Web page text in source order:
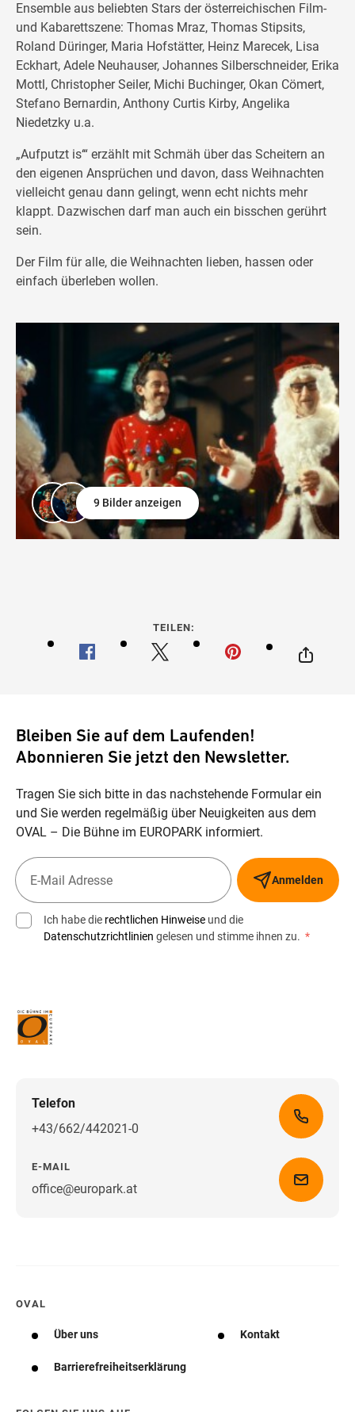
Ensemble aus beliebten Stars der österreichischen Film-
und Kabarettszene: Thomas Mraz, Thomas Stipsits,
Roland Düringer, Maria Hofstätter, Heinz Marecek, Lisa
Eckhart, Adele Neuhauser, Johannes Silberschneider, Erika
Mottl, Christopher Seiler, Michi Buchinger, Okan Cömert,
Stefano Bernardin, Anthony Curtis Kirby, Angelika
Niedetzky u.a.
„Aufputzt is‘“ erzählt mit Schmäh über das Scheitern an
den eigenen Ansprüchen und davon, dass Weihnachten
vielleicht genau dann gelingt, wenn echt nichts mehr
klappt. Dazwischen darf man auch ein bisschen gerührt
sein.
Der Film für alle, die Weihnachten lieben, hassen oder
einfach überleben wollen.
9 Bilder anzeigen
TEILEN:
Bleiben Sie auf dem Laufenden!
Abonnieren Sie jetzt den Newsletter.
Tragen Sie sich bitte in das nachstehende Formular ein
und Sie werden regelmäßig über Neuigkeiten aus dem
OVAL – Die Bühne im EUROPARK informiert.
Anmelden
Ich habe die rechtlichen Hinweise und die
Datenschutzrichtlinien gelesen und stimme ihnen zu. *
Telefon
+43/662/442021-0
E-MAIL
office@europark.atWegbeschreibung erhalten
OVAL
Über uns Kontakt
Barrierefreiheitserklärung